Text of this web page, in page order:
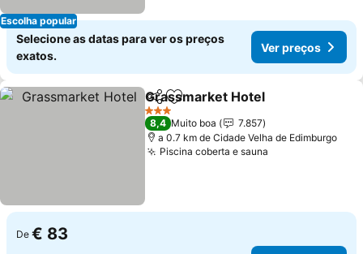
Escolha popular
Selecione as datas para ver os preços
exatos.
Ver preços
PartilharAdicionar aos favoritos
Grassmarket Hotel
3 Estrelas
8,4 Muito boa
7.857
a 0.7 km de Cidade Velha de Edimburgo
Piscina coberta e sauna
De € 83